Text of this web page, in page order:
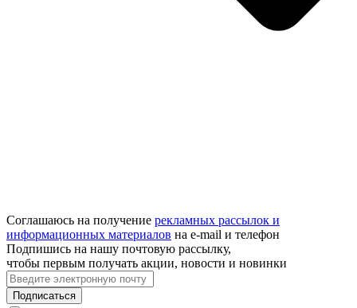
Соглашаюсь на получение рекламных рассылок и
информационных материалов на e‑mail и телефон
Подпишись на нашу почтовую рассылку,
чтобы первым получать акции, новости и новинки
Подписаться